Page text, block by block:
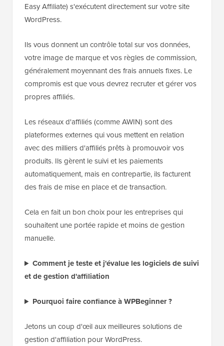
Easy Affiliate) s'exécutent directement sur votre site
WordPress.
Ils vous donnent un contrôle total sur vos données,
votre image de marque et vos règles de commission,
généralement moyennant des frais annuels fixes. Le
compromis est que vous devrez recruter et gérer vos
propres affiliés.
Les réseaux d'affiliés (comme AWIN) sont des
plateformes externes qui vous mettent en relation
avec des milliers d'affiliés prêts à promouvoir vos
produits. Ils gèrent le suivi et les paiements
automatiquement, mais en contrepartie, ils facturent
des frais de mise en place et de transaction.
Cela en fait un bon choix pour les entreprises qui
souhaitent une portée rapide et moins de gestion
manuelle.
Comment je teste et j'évalue les logiciels de suivi
et de gestion d'affiliation
Pourquoi faire confiance à WPBeginner ?
Jetons un coup d'œil aux meilleures solutions de
gestion d'affiliation pour WordPress.